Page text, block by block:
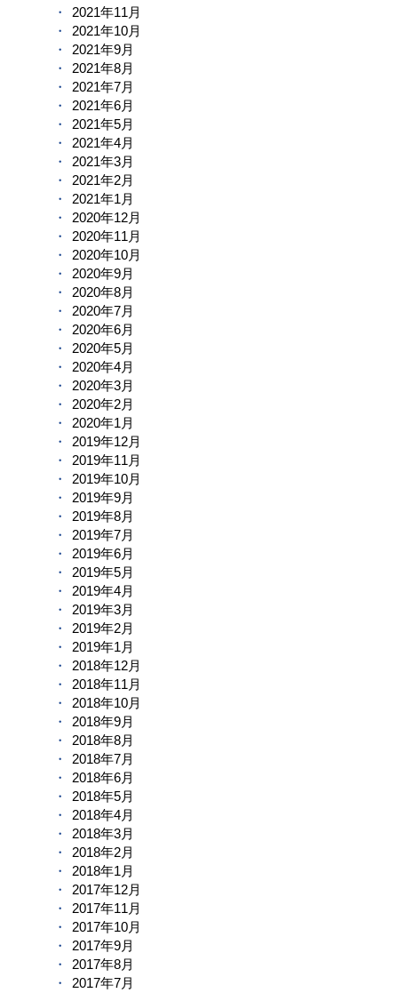
2021年11月
2021年10月
2021年9月
2021年8月
2021年7月
2021年6月
2021年5月
2021年4月
2021年3月
2021年2月
2021年1月
2020年12月
2020年11月
2020年10月
2020年9月
2020年8月
2020年7月
2020年6月
2020年5月
2020年4月
2020年3月
2020年2月
2020年1月
2019年12月
2019年11月
2019年10月
2019年9月
2019年8月
2019年7月
2019年6月
2019年5月
2019年4月
2019年3月
2019年2月
2019年1月
2018年12月
2018年11月
2018年10月
2018年9月
2018年8月
2018年7月
2018年6月
2018年5月
2018年4月
2018年3月
2018年2月
2018年1月
2017年12月
2017年11月
2017年10月
2017年9月
2017年8月
2017年7月